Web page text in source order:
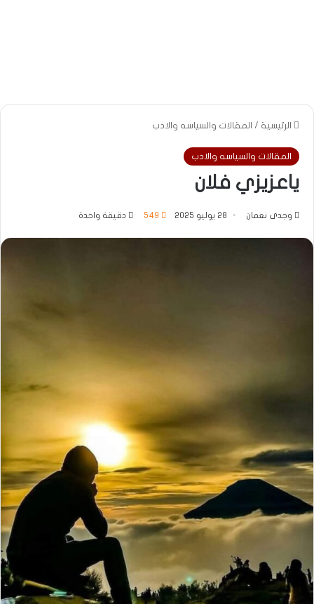
الرئيسية / المقالات والسياسه والادب
المقالات والسياسه والادب
ياعزيزي فلان
وجدى نعمان 28 يوليو 2025 549 دقيقة واحدة